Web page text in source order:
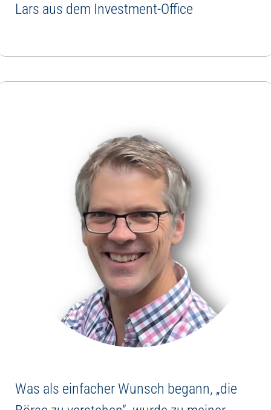
Lars aus dem Investment-Office
Was als einfacher Wunsch begann, „die